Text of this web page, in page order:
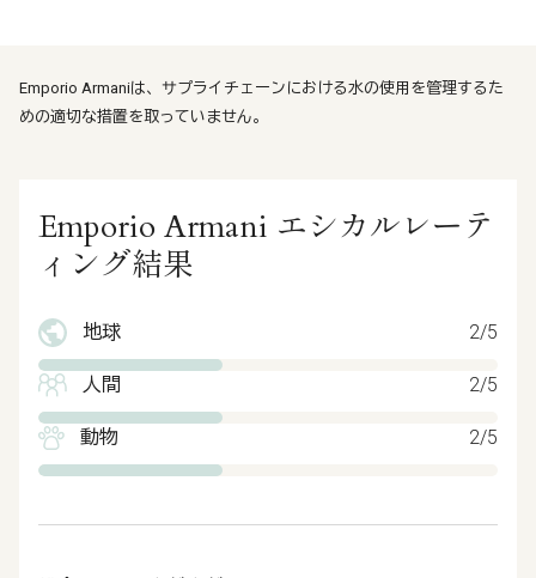
Emporio Armaniは、サプライチェーンにおける水の使用を管理するた
めの適切な措置を取っていません。
Emporio Armani エシカルレーテ
ィング結果
地球 2/5
人間 2/5
動物 2/5